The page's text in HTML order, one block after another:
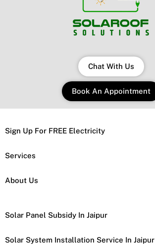
Chat With Us
Book An Appointment
Sign Up For FREE Electricity
Services
About Us
Solar Panel Subsidy In Jaipur
Solar System Installation Service In Jaipur